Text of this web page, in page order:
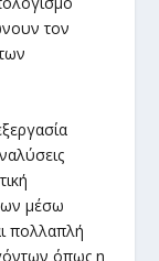
τον
μέσω
πολλαπλή
όπως η